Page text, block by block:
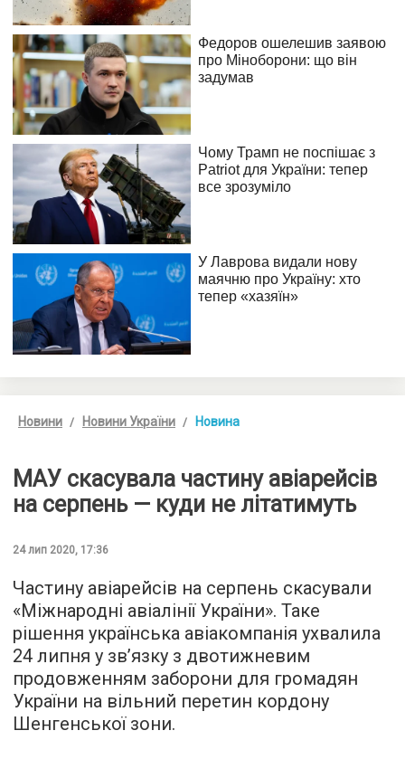
Новини Новини України Новина
МАУ скасувала частину авіарейсів
на серпень — куди не літатимуть
24 лип 2020, 17:36
Частину авіарейсів на серпень скасували
«Міжнародні авіалінії України». Таке
рішення українська авіакомпанія ухвалила
24 липня у зв’язку з двотижневим
продовженням заборони для громадян
України на вільний перетин кордону
Шенгенської зони.